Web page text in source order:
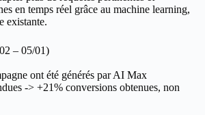
en temps réel grâce au machine learning,
existante.
– 05/01)
ont été générés par AI Max
-> +21% conversions obtenues, non